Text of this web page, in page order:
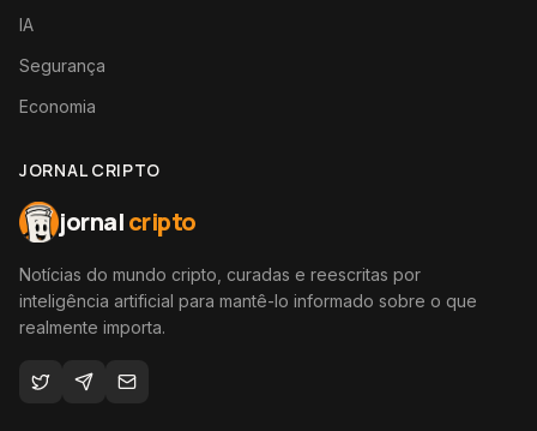
IA
Segurança
Economia
JORNAL CRIPTO
jornalcripto
Notícias do mundo cripto, curadas e reescritas por
inteligência artificial para mantê-lo informado sobre o que
realmente importa.